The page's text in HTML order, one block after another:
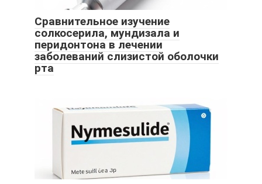
Сравнительное изучение
солкосерила, мундизала и
перидонтона в лечении
заболеваний слизистой оболочки
рта